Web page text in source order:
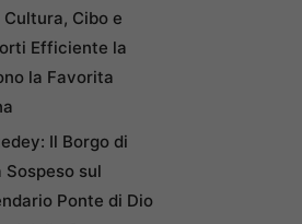
Cibo e
Efficiente la
la Favorita
Il Borgo di
Sospeso sul
Ponte di Dio